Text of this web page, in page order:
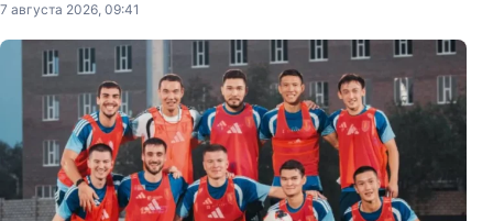
7 августа 2026, 09:41